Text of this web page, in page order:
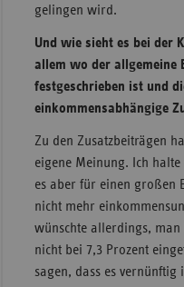
gelingen wird.
Und wie sieht es bei der
allem wo der allgemeine
festgeschrieben ist und
einkommensabhängige
Zu den Zusatzbeiträgen
eigene Meinung. Ich
es aber für einen großen
nicht mehr
wünschte allerdings,
nicht bei 7,3 Prozent
sagen, dass es vernünftig